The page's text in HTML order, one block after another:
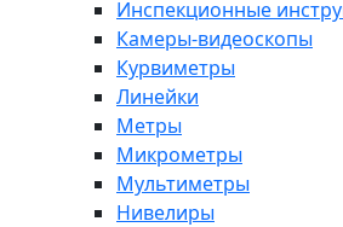
Инспекционные
Камеры-видеоскопы
Курвиметры
Линейки
Метры
Микрометры
Мультиметры
Нивелиры